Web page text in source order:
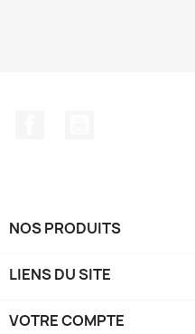
NOS PRODUITS
LIENS DU SITE
VOTRE COMPTE